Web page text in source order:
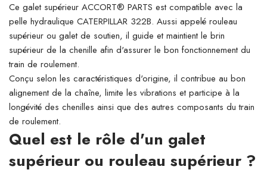
Ce galet supérieur ACCORT® PARTS est compatible avec la
pelle hydraulique CATERPILLAR 322B. Aussi appelé rouleau
supérieur ou galet de soutien, il guide et maintient le brin
supérieur de la chenille afin d'assurer le bon fonctionnement du
train de roulement.
Conçu selon les caractéristiques d'origine, il contribue au bon
alignement de la chaîne, limite les vibrations et participe à la
longévité des chenilles ainsi que des autres composants du train
de roulement.
Quel est le rôle d'un galet
supérieur ou rouleau supérieur ?